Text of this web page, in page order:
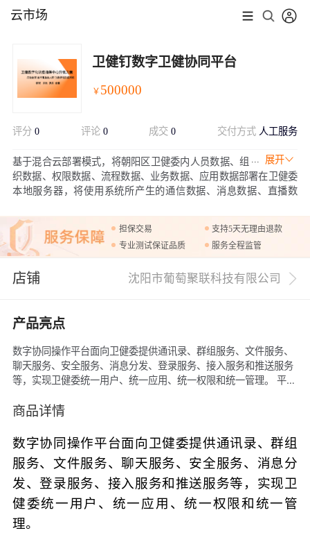
云市场
卫健钉数字卫健协同平台
￥ 500000
评分 0 评论 0 成交0 交付方式 人工服务
展开
基于混合云部署模式，将朝阳区卫健委内人员数据、组
织数据、权限数据、流程数据、业务数据、应用数据部署在卫健委
本地服务器，将使用系统所产生的通信数据、消息数据、直播数
空间上，全方位保证卫健委内部重要数据的安全性同时减轻即时通
讯等基础服务对本地信息化资源的占用。
担保交易
支持5天无理由退款
专业测试保证品质
服务全程监管
店铺 沈阳市葡萄聚联科技有限公司
产品亮点
数字协同操作平台面向卫健委提供通讯录、群组服务、文件服务、
聊天服务、安全服务、消息分发、登录服务、接入服务和推送服务
等，实现卫健委统一用户、统一应用、统一权限和统一管理。 平台
随时随地安全访问。支持分布式系统架构，可将数据保存到全国多
供7x24小时服务。即使部分数据中心出现突发故障，导致整个数
据中心不可访问，系统依然能够自动漫游切换到其他可用的数据中
心，继续无障碍的提供服务，且不会出现数据丢失。系统具有
TB/PB级海量数据仓库处理能力，采用分布式计算集群，支持批量
结构化数据的存储和计算。随着访问系统的用户增长，以及数据量
的不断增加，系统依旧有快速的处理能力，访问速度不会因用户量
和数据量增长而下降。
商品详情
数字协同操作平台面向卫健委提供通讯录、群组
服务、文件服务、聊天服务、安全服务、消息分
发、登录服务、接入服务和推送服务等，实现卫
健委统一用户、统一应用、统一权限和统一管
理。